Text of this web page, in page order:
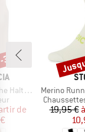
Rib Top
réduit
de
%
Article
Merino Running
Product
19,95 €
Remise